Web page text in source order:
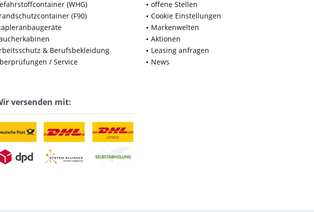
(WHG)
(F90)
& Berufsbekleidung
/ Service
offene Stellen
Cookie Einstellungen
Markenwelten
Aktionen
Leasing anfragen
News
versenden mit: